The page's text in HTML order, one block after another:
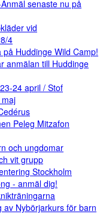
senaste nu på
vid
4
Huddinge Wild Camp!
anmälan till Huddinge
24 april / Stof
Peleg Mitzafon
och ungdomar
vit grupp
Stockholm
- anmäl dig!
av Nybörjarkurs för barn